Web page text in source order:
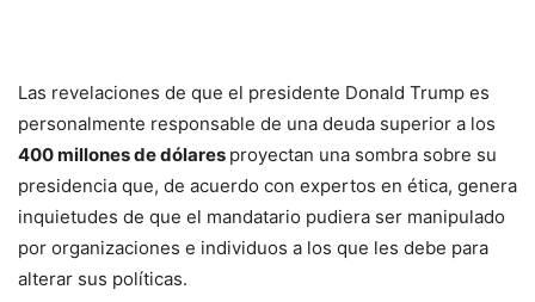
Las revelaciones de que el presidente Donald Trump es
personalmente responsable de una deuda superior a los
400 millones de dólares proyectan una sombra sobre su
presidencia que, de acuerdo con expertos en ética, genera
inquietudes de que el mandatario pudiera ser manipulado
por organizaciones e individuos a los que les debe para
alterar sus políticas.